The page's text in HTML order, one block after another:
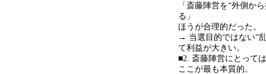
「斎藤陣営を“外側か
る」
ほうが合理的だった。
→ 当選目的ではない“
て利益が大きい。
■2. 斎藤陣営にとっては
ここが最も本質的。